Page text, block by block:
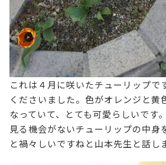
これは４月に咲いたチューリップで
くださいました。色がオレンジと黄
なっていて、とても可愛らしいです
見る機会がないチューリップの中身
と禍々しいですねと山本先生と話し